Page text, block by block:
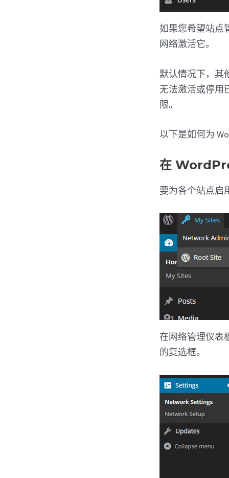
如果您希望站点
网络激活它。
默认情况下，其
无法激活或停用
限。
以下是如何为
在
要为各个站点启
在网络管理仪表
的复选框。